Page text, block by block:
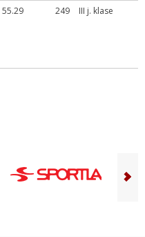
55.29 249 III j. klase